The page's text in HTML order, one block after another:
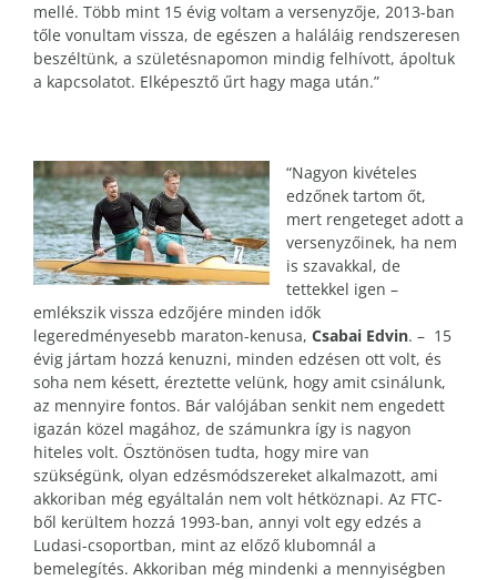
mellé. Több mint 15 évig voltam a versenyzője, 2013-ban
tőle vonultam vissza, de egészen a haláláig rendszeresen
beszéltünk, a születésnapomon mindig felhívott, ápoltuk
a kapcsolatot. Elképesztő űrt hagy maga után.”
“Nagyon kivételes
edzőnek tartom őt,
mert rengeteget adott a
versenyzőinek, ha nem
is szavakkal, de
tettekkel igen –
emlékszik vissza edzőjére minden idők
legeredményesebb maraton-kenusa, Csabai Edvin. – 15
évig jártam hozzá kenuzni, minden edzésen ott volt, és
soha nem késett, éreztette velünk, hogy amit csinálunk,
az mennyire fontos. Bár valójában senkit nem engedett
igazán közel magához, de számunkra így is nagyon
hiteles volt. Ösztönösen tudta, hogy mire van
szükségünk, olyan edzésmódszereket alkalmazott, ami
akkoriban még egyáltalán nem volt hétköznapi. Az FTC-
ből kerültem hozzá 1993-ban, annyi volt egy edzés a
Ludasi-csoportban, mint az előző klubomnál a
bemelegítés. Akkoriban még mindenki a mennyiségben